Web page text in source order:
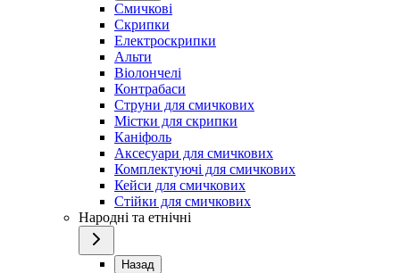
Смичкові
Скрипки
Електроскрипки
Альти
Віолончелі
Контрабаси
Струни для смичкових
Містки для скрипки
Каніфоль
Аксесуари для смичкових
Комплектуючі для смичкових
Кейси для смичкових
Стійки для смичкових
Народні та етнічні
Назад